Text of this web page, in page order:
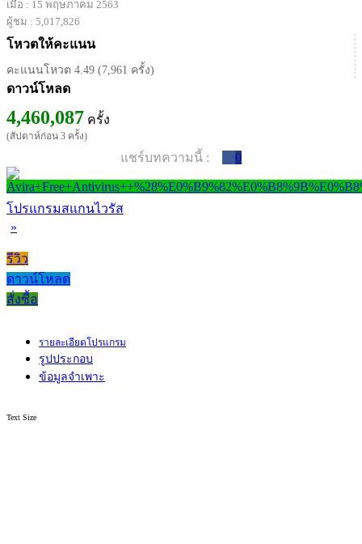
เมื่อ : 15 พฤษภาคม 2563
ผู้ชม : 5,017,826
โหวตให้คะแนน
คะแนนโหวต 4.49 (7,961 ครั้ง)
ดาวน์โหลด
4,460,087 ครั้ง
(สัปดาห์ก่อน 3 ครั้ง)
แชร์บทความนี้ : 0
โปรแกรมสแกนไวรัส
»
รีวิว
ดาวน์โหลด
สั่งซื้อ
รายละเอียดโปรแกรม
รูปประกอบ
ข้อมูลจำเพาะ
Text Size